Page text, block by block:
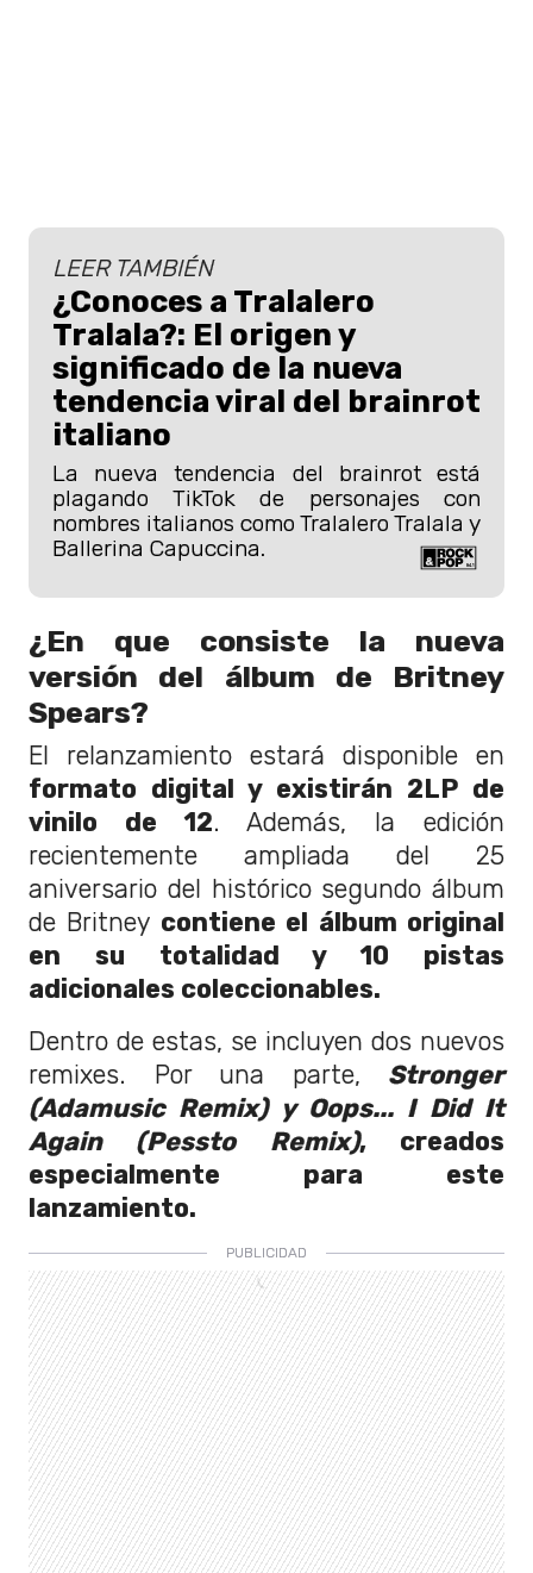
LEER TAMBIÉN
¿Conoces a Tralalero
Tralala?: El origen y
significado de la nueva
tendencia viral del brainrot
italiano
La nueva tendencia del brainrot está
plagando TikTok de personajes con
nombres italianos como Tralalero Tralala y
Ballerina Capuccina.
¿En que consiste la nueva
versión del álbum de Britney
Spears?
El relanzamiento estará disponible en
formato digital y existirán 2LP de
vinilo de 12. Además, la edición
recientemente ampliada del 25
aniversario del histórico segundo álbum
de Britney contiene el álbum original
en su totalidad y 10 pistas
adicionales coleccionables.
Dentro de estas, se incluyen dos nuevos
remixes. Por una parte, Stronger
(Adamusic Remix) y Oops... I Did It
Again (Pessto Remix), creados
especialmente para este
lanzamiento.